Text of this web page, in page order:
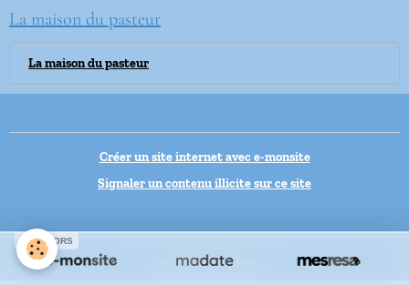
La maison du pasteur
La maison du pasteur
Créer un site internet avec e-monsite
Signaler un contenu illicite sur ce site
Gestion des cookies
SPONSORS